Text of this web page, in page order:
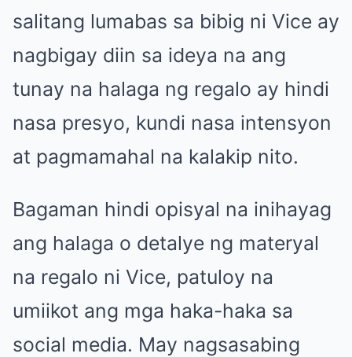
salitang lumabas sa bibig ni Vice ay
nagbigay diin sa ideya na ang
tunay na halaga ng regalo ay hindi
nasa presyo, kundi nasa intensyon
at pagmamahal na kalakip nito.
Bagaman hindi opisyal na inihayag
ang halaga o detalye ng materyal
na regalo ni Vice, patuloy na
umiikot ang mga haka-haka sa
social media. May nagsasabing